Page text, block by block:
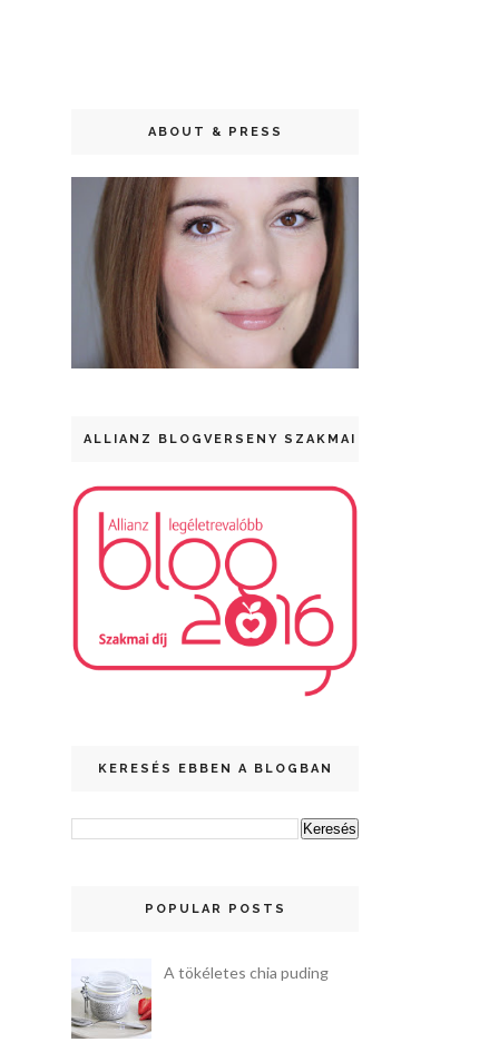
ABOUT & PRESS
ALLIANZ BLOGVERSENY SZAKMAI DÍJ
KERESÉS EBBEN A BLOGBAN
POPULAR POSTS
A tökéletes chia puding